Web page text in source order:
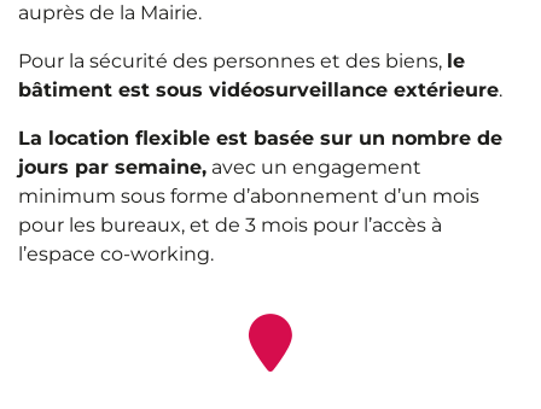
auprès de la Mairie.
Pour la sécurité des personnes et des biens, le
bâtiment est sous vidéosurveillance extérieure.
La location flexible est basée sur un nombre de
jours par semaine, avec un engagement
minimum sous forme d’abonnement d’un mois
pour les bureaux, et de 3 mois pour l’accès à
l’espace co-working.